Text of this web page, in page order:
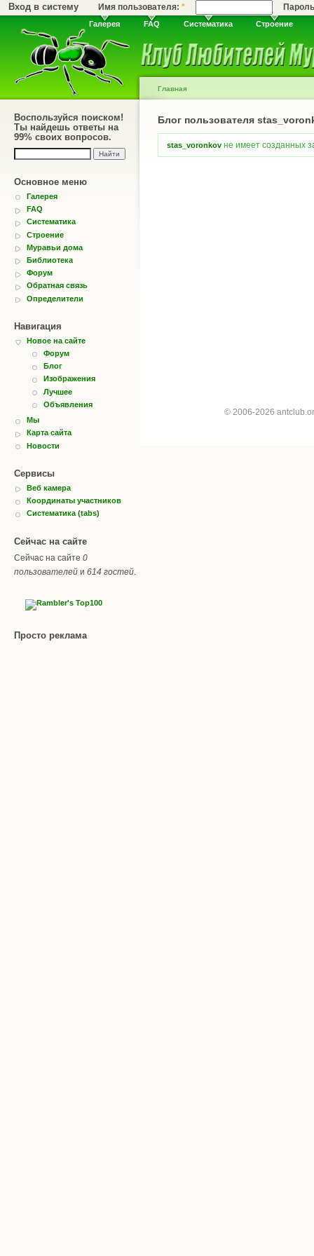
Вход в систему Имя пользователя:*
Галерея FAQ Систематика Строение
Воспользуйся поиском!
Ты найдешь ответы на
99% своих вопросов.
Основное меню
Галерея
FAQ
Систематика
Строение
Муравьи дома
Библиотека
Форум
Обратная связь
Определители
Навигация
Новое на сайте
Форум
Блог
Изображения
Лучшее
Объявления
Мы
Карта сайта
Новости
Сервисы
Веб камера
Координаты участников
Систематика (tabs)
Сейчас на сайте
Сейчас на сайте 0
пользователей и 614 гостей
Просто реклама
Главная
Блог пользователя
stas_voronkov не имеет созданных
© 2006-2026